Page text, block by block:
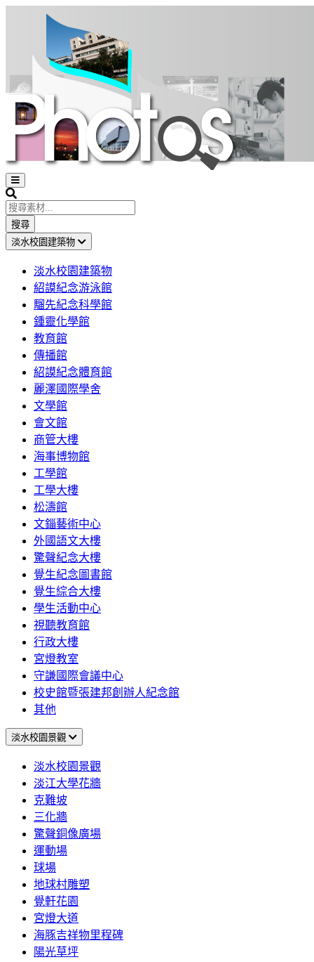
Open
sidebar
Search
搜尋
淡水校園建築物
淡水校園建築物
紹謨紀念游泳館
騮先紀念科學館
鍾靈化學館
教育館
傳播館
紹謨紀念體育館
麗澤國際學舍
文學館
會文館
商管大樓
海事博物館
工學館
工學大樓
松濤館
文錙藝術中心
外國語文大樓
驚聲紀念大樓
覺生紀念圖書館
覺生綜合大樓
學生活動中心
視聽教育館
行政大樓
宮燈教室
守謙國際會議中心
校史館暨張建邦創辦人紀念館
其他
淡水校園景觀
淡水校園景觀
淡江大學花牆
克難坡
三化牆
驚聲銅像廣場
運動場
球場
地球村雕塑
覺軒花園
宮燈大道
海豚吉祥物里程碑
陽光草坪